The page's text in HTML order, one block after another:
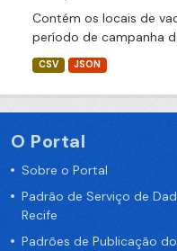
Contém os locais de
período de campanha
CSV JSON
O Portal
Sobre o Portal
Padrão de Serviço de
Recife
Padrões de Publicação